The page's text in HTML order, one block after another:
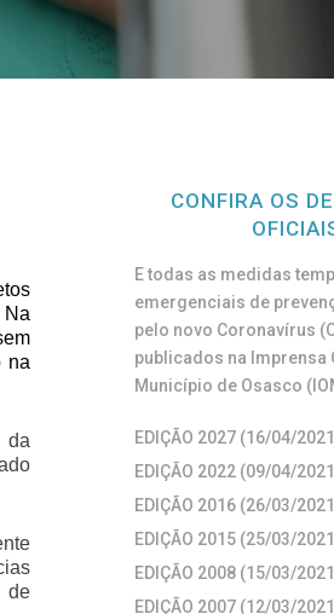
na
da
de
CONFIRA OS
E todas as medidas
emergenciais de
pelo novo Coronavírus
publicados na Imprensa
Município de Osasco
EDIÇÃO 2027 (16/04/
EDIÇÃO 2022 (09/04/
EDIÇÃO 2016 (26/03/
EDIÇÃO 2015 (25/03/
EDIÇÃO 2008 (15/03/
EDIÇÃO 2007 (12/03/